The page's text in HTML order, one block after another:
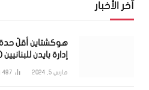
آخر الأخبار
هوكشتاين أقلّ حدة
إدارة بايدن للبنانيين
مارس 5, 2024 487